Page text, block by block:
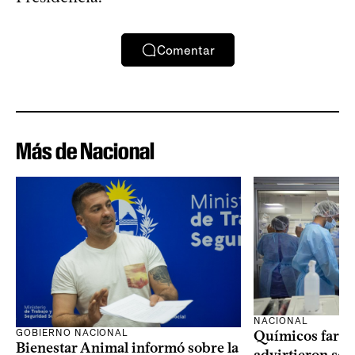
Comentar
Más de Nacional
GOBIERNO NACIONAL
Bienestar Animal informó sobre la
NACIONAL
Químicos